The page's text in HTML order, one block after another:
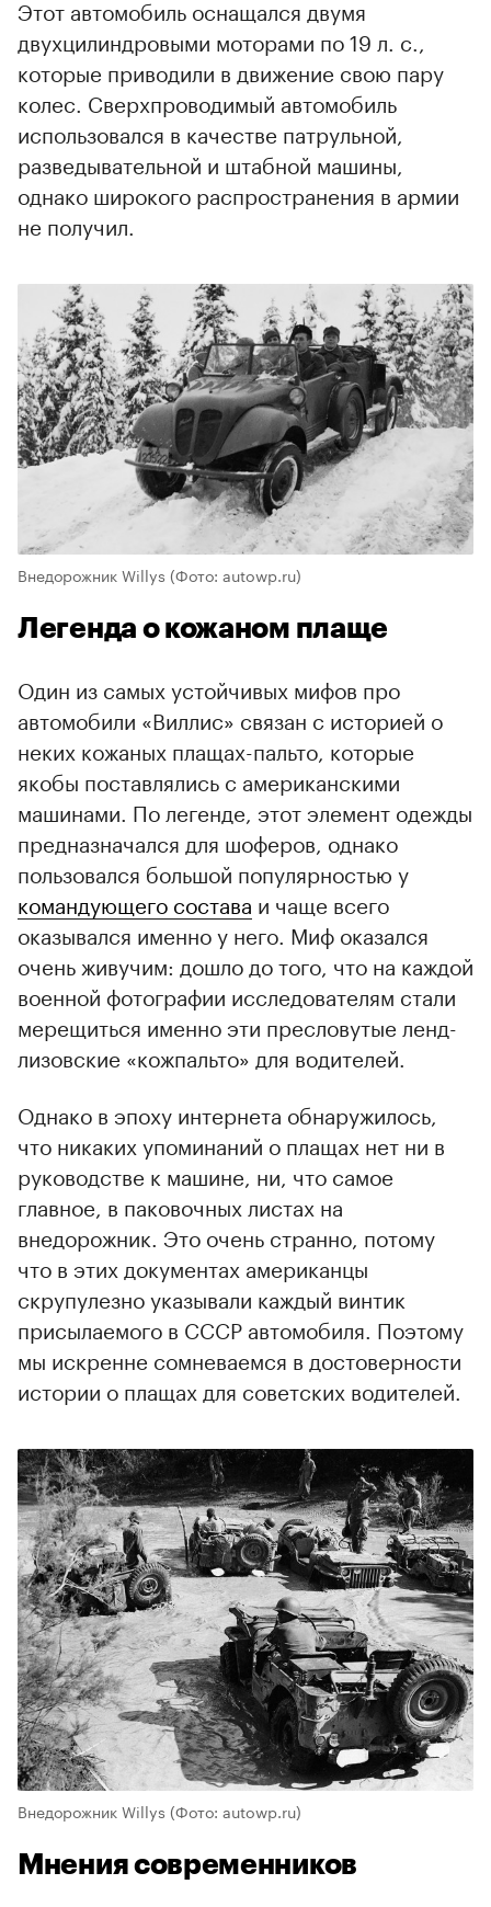
Этот автомобиль оснащался двумя
двухцилиндровыми моторами по 19 л. с.,
которые приводили в движение свою пару
колес. Сверхпроводимый автомобиль
использовался в качестве патрульной,
разведывательной и штабной машины,
однако широкого распространения в армии
не получил.
Внедорожник Willys (Фото: autowp.ru)
Легенда о кожаном плаще
Один из самых устойчивых мифов про
автомобили «Виллис» связан с историей о
неких кожаных плащах-пальто, которые
якобы поставлялись с американскими
машинами. По легенде, этот элемент одежды
предназначался для шоферов, однако
пользовался большой популярностью у
командующего состава и чаще всего
оказывался именно у него. Миф оказался
очень живучим: дошло до того, что на каждой
военной фотографии исследователям стали
мерещиться именно эти пресловутые ленд-
лизовские «кожпальто» для водителей.
Однако в эпоху интернета обнаружилось,
что никаких упоминаний о плащах нет ни в
руководстве к машине, ни, что самое
главное, в паковочных листах на
внедорожник. Это очень странно, потому
что в этих документах американцы
скрупулезно указывали каждый винтик
присылаемого в СССР автомобиля. Поэтому
мы искренне сомневаемся в достоверности
истории о плащах для советских водителей.
Внедорожник Willys (Фото: autowp.ru)
Мнения современников